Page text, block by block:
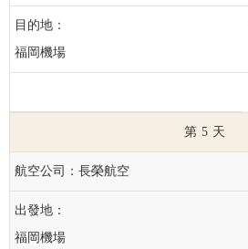
福岡機場
5
長榮航空
福岡機場